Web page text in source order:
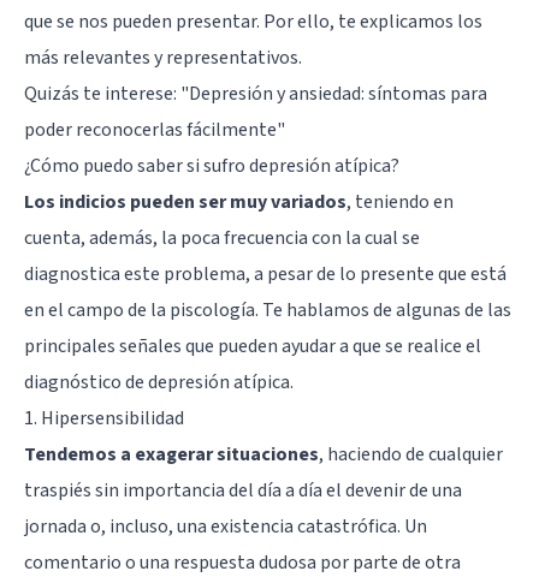
que se nos pueden presentar. Por ello, te explicamos los
más relevantes y representativos.
Quizás te interese: "Depresión y ansiedad: síntomas para
poder reconocerlas fácilmente"
¿Cómo puedo saber si sufro depresión atípica?
Los indicios pueden ser muy variados, teniendo en
cuenta, además, la poca frecuencia con la cual se
diagnostica este problema, a pesar de lo presente que está
en el campo de la piscología. Te hablamos de algunas de las
principales señales que pueden ayudar a que se realice el
diagnóstico de depresión atípica.
1. Hipersensibilidad
Tendemos a exagerar situaciones, haciendo de cualquier
traspiés sin importancia del día a día el devenir de una
jornada o, incluso, una existencia catastrófica. Un
comentario o una respuesta dudosa por parte de otra